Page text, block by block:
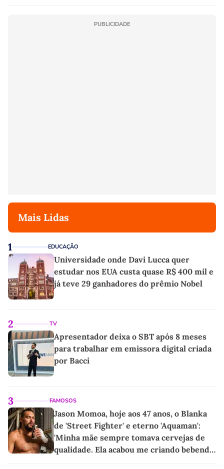
PUBLICIDADE
Mais Lidas
1 EDUCAÇÃO
Universidade onde Davi Lucca quer
estudar nos EUA custa quase R$ 400 mil e
já teve 29 ganhadores do prêmio Nobel
2 TV
Apresentador deixa o SBT após 8 meses
para trabalhar em emissora digital criada
por Bacci
3 FAMOSOS
Jason Momoa, hoje aos 47 anos, o Blanka
de 'Street Fighter' e eterno 'Aquaman':
'Minha mãe sempre tomava cervejas de
qualidade. Ela acabou me criando bebendo